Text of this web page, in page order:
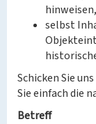
selbst
Schicken Sie
Sie einfach die
Betreff